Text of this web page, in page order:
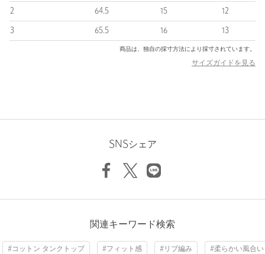
本商品は価格改定を実施させていただきました。
そのため、本サイト内に明記した価格と異なる価格のタグが添付
された状態でお客様のお手元にお届けさせていただく場合がござ
いますので、あらかじめご了承ください。
り、実際の色味と異なって見える場合がございます。あらかじめ
※商品の色味の目安は、商品単体の画像をご参照ください。
店舗へお問い合わせの際は、全国のDrawer各店舗まで下記の品
2 64.5 15 12
3 65.5 16 13
商品は、独自の採寸方法により採寸されています。
サイズガイドを見る
SNSシェア
関連キーワード検索
#コットン タンクトップ #フィット感 #リブ編み #柔らかい風合い